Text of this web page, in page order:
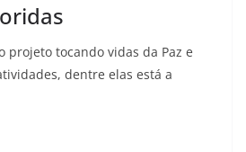
projeto tocando vidas da Paz e
dentre elas está a